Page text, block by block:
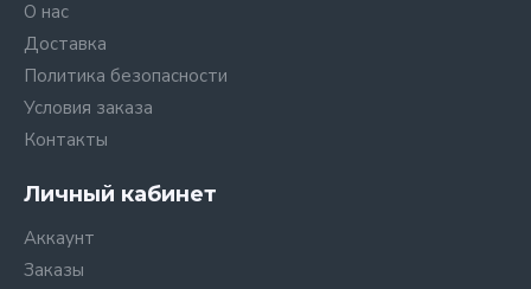
О нас
Доставка
Политика безопасности
Условия заказа
Контакты
Личный кабинет
Аккаунт
Заказы